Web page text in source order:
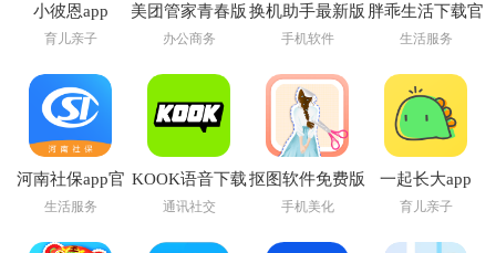
小彼恩app
育儿亲子
美团管家青春版
app下载
办公商务
换机助手最新版
本
手机软件
胖乖生活下载官
方
生活服务
河南社保app官
方下载最新版本
生活服务
KOOK语音下载
安装
通讯社交
抠图软件免费版
手机美化
一起长大app
育儿亲子